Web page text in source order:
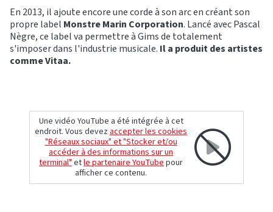
En 2013, il ajoute encore une corde à son arc en créant son
propre label Monstre Marin Corporation. Lancé avec Pascal
Nègre, ce label va permettre à Gims de totalement
s'imposer dans l'industrie musicale. Il a produit des artistes
comme Vitaa.
Une vidéo YouTube a été intégrée à cet
endroit. Vous devez accepter les cookies
"Réseaux sociaux" et "Stocker et/ou
accéder à des informations sur un
terminal" etle partenaire YouTube pour
afficher ce contenu.